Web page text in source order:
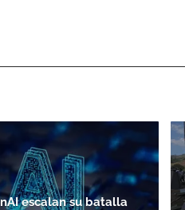
escalan su batalla